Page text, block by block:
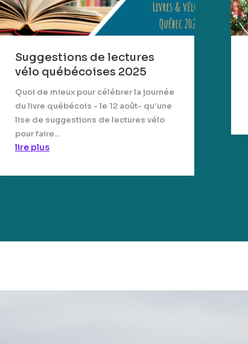
Suggestions de lectures
vélo québécoises 2025
Quoi de mieux pour célébrer la journée
du livre québécois - le 12 août- qu'une
lise de suggestions de lectures vélo
pour faire...
lire plus